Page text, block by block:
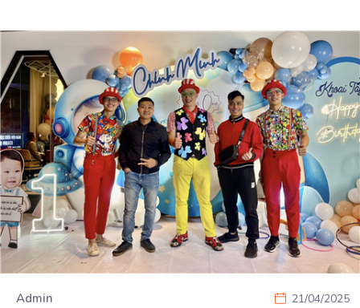
Admin 21/04/2025